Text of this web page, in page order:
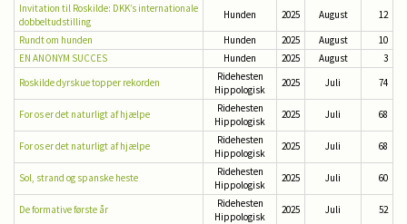
Invitation til Roskilde: DKK’s internationale
dobbeltudstilling
Hunden 2025 August
12
Rundt om hunden
Hunden 2025 August
10
EN ANONYM SUCCES
Hunden 2025 August
3
Roskilde dyrskue topper rekorden
Ridehesten
Hippologisk
2025 Juli 74
For os er det naturligt af hjælpe
Ridehesten
Hippologisk
2025 Juli 68
For os er det naturligt af hjælpe
Ridehesten
Hippologisk
2025 Juli 68
Sol, strand og spanske heste
Ridehesten
Hippologisk
2025 Juli 60
De formative første år
Ridehesten
Hippologisk
2025 Juli 52